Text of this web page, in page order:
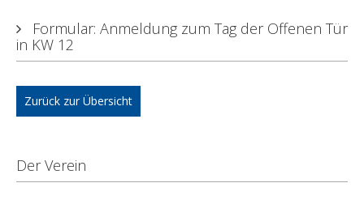
Formular: Anmeldung zum Tag der Offenen Tür
in KW 12
Zurück zur Übersicht
Der Verein